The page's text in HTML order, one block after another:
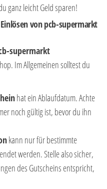
ganz leicht Geld sparen!
von pcb-supermarkt
supermarkt
Im Allgemeinen solltest du
hat ein Ablaufdatum. Achte
noch gültig ist, bevor du ihn
kann nur für bestimmte
werden. Stelle also sicher,
des Gutscheins entspricht,